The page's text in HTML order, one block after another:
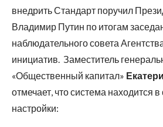
внедрить Стандарт поручил
Владимир Путин по итогам
наблюдательного совета
инициатив. Заместитель
«Общественный капитал»
отмечает, что система находится
настройки: